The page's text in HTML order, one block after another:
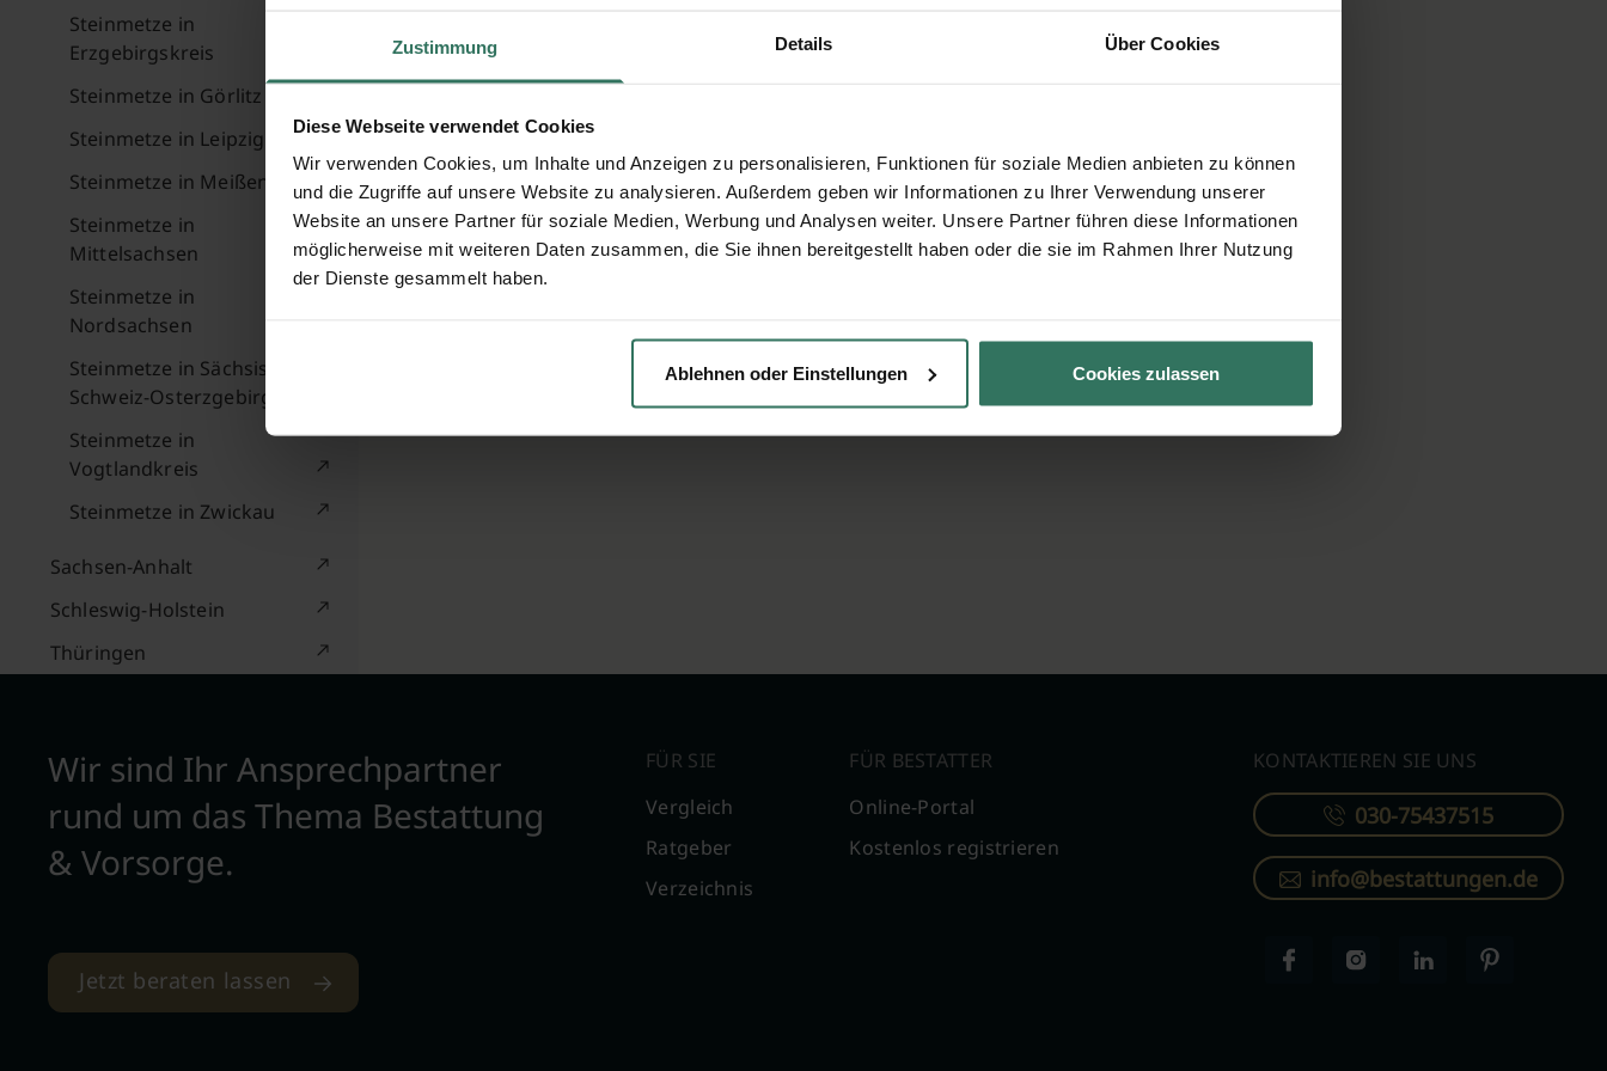
Zustimmung Details Über Cookies
Diese Webseite verwendet Cookies
Wir verwenden Cookies, um Inhalte und Anzeigen zu personalisieren, Funktionen für soziale Medien anbieten zu können
und die Zugriffe auf unsere Website zu analysieren. Außerdem geben wir Informationen zu Ihrer Verwendung unserer
Website an unsere Partner für soziale Medien, Werbung und Analysen weiter. Unsere Partner führen diese Informationen
möglicherweise mit weiteren Daten zusammen, die Sie ihnen bereitgestellt haben oder die sie im Rahmen Ihrer Nutzung
der Dienste gesammelt haben.
Ablehnen oder Einstellungen Cookies zulassen
Steinmetze in
Erzgebirgskreis
Steinmetze in Görlitz
Steinmetze in Leipzig
Steinmetze in Meißen
Steinmetze in
Mittelsachsen
Steinmetze in
Nordsachsen
Steinmetze in Sächsische
Schweiz-Osterzgebirge
Steinmetze in
Vogtlandkreis
Steinmetze in Zwickau
Sachsen-Anhalt
Schleswig-Holstein
Thüringen
Wir sind Ihr Ansprechpartner
rund um das Thema Bestattung
& Vorsorge.
Jetzt beraten lassen
FÜR SIE
Vergleich
Ratgeber
Verzeichnis
FÜR BESTATTER
Online-Portal
Kostenlos registrieren
KONTAKTIEREN SIE UNS
030-75437515
info@bestattungen.de